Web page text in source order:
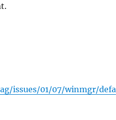
issues/01/07/winmgr/defa